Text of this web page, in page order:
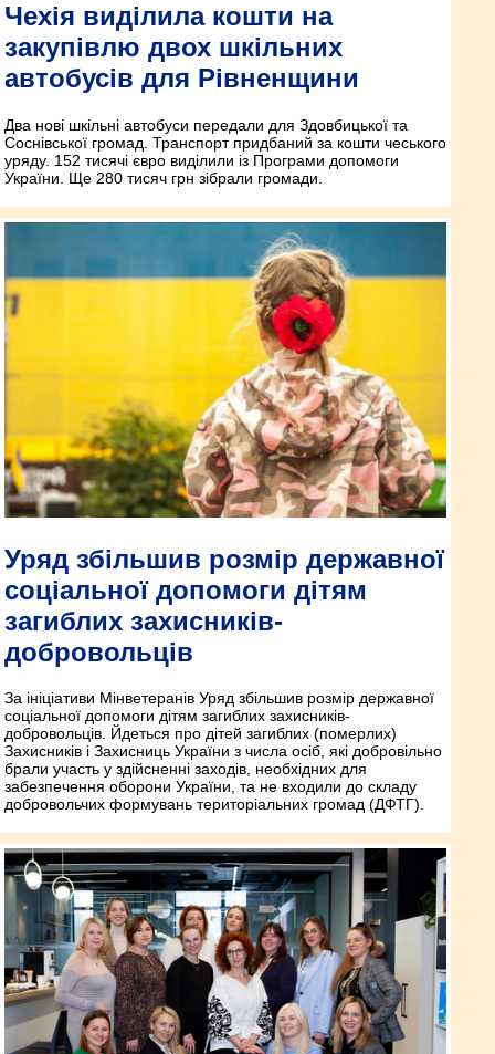
Чехія виділила кошти на
закупівлю двох шкільних
автобусів для Рівненщини
Два нові шкільні автобуси передали для Здовбицької та
Соснівської громад. Транспорт придбаний за кошти чеського
уряду. 152 тисячі євро виділили із Програми допомоги
України. Ще 280 тисяч грн зібрали громади.
Уряд збільшив розмір державної
соціальної допомоги дітям
загиблих захисників-
добровольців
За ініціативи Мінветеранів Уряд збільшив розмір державної
соціальної допомоги дітям загиблих захисників-
добровольців. Йдеться про дітей загиблих (померлих)
Захисників і Захисниць України з числа осіб, які добровільно
брали участь у здійсненні заходів, необхідних для
забезпечення оборони України, та не входили до складу
добровольчих формувань територіальних громад (ДФТГ).